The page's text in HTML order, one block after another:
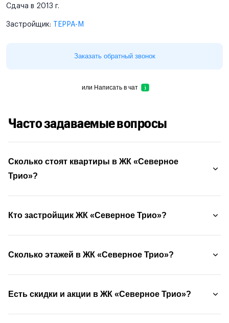
Сдача в 2013 г.
Застройщик: ТЕРРА-М
Заказать обратный звонок
или Написать в чат
Часто задаваемые вопросы
Сколько стоят квартиры в ЖК «Северное
Трио»?
Кто застройщик ЖК «Северное Трио»?
Сколько этажей в ЖК «Северное Трио»?
Есть скидки и акции в ЖК «Северное Трио»?